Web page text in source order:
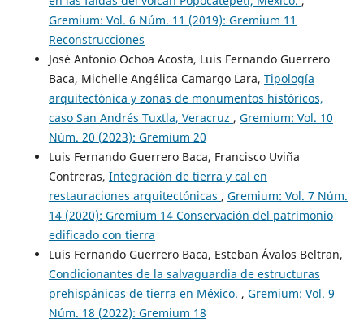
Gremium: Vol. 6 Núm. 11 (2019): Gremium 11
Reconstrucciones
José Antonio Ochoa Acosta, Luis Fernando Guerrero
Baca, Michelle Angélica Camargo Lara, Tipología
arquitectónica y zonas de monumentos históricos,
caso San Andrés Tuxtla, Veracruz , Gremium: Vol. 10
Núm. 20 (2023): Gremium 20
Luis Fernando Guerrero Baca, Francisco Uviña
Contreras, Integración de tierra y cal en
restauraciones arquitectónicas , Gremium: Vol. 7 Núm.
14 (2020): Gremium 14 Conservación del patrimonio
edificado con tierra
Luis Fernando Guerrero Baca, Esteban Ávalos Beltran,
Condicionantes de la salvaguardia de estructuras
prehispánicas de tierra en México. , Gremium: Vol. 9
Núm. 18 (2022): Gremium 18